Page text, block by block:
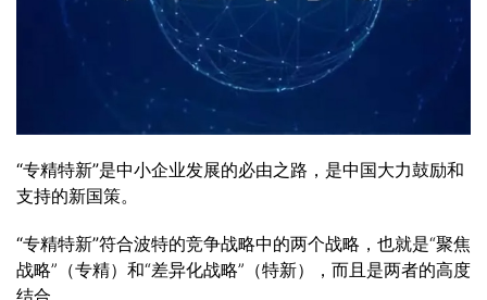
“专精特新”是中小企业发展的必由之路 ，是中国大力鼓励和
支持的新国策。
“专精特新”符合波特的竞争战略中的两个战略 ，也就是“聚焦
战略”（专精）和“差异化战略”（特新），而且是两者的高度
结合。